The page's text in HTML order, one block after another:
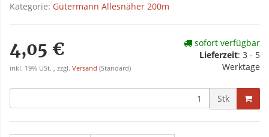
Kategorie: Gütermann Allesnäher 200m
4,05 €
inkl. 19% USt. , zzgl. Versand (Standard)
sofort verfügbar
Lieferzeit: 3 - 5
Werktage
Stk